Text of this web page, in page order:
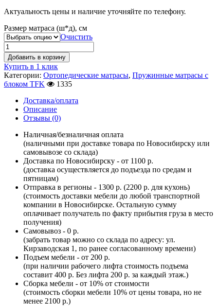
Актуальность цены и наличие уточняйте по телефону.
Размер матраса (ш*д), см
Очистить
Добавить в корзину
Купить в 1 клик
Категории: Ортопедические матрасы, Пружинные матрасы с
блоком TFK
1335
Доставка/оплата
Описание
Отзывы (0)
Наличная/безналичная оплата
(наличными при доставке товара по Новосибирску или
самовывозе со склада)
Доставка по Новосибирску - от 1100 р.
(доставка осуществляется до подъезда по средам и
пятницам)
Отправка в регионы - 1300 р. (2200 р. для кухонь)
(стоимость доставки мебели до любой транспортной
компании в Новосибирске. Остальную сумму
оплачивает получатель по факту прибытия груза в место
получения)
Самовывоз - 0 р.
(забрать товар можно со склада по адресу: ул.
Кирзаводская 1, по ранее согласованному времени)
Подъем мебели - от 200 р.
(при наличии рабочего лифта стоимость подъема
составит 400 р. Без лифта 200 р. за каждый этаж.)
Сборка мебели - от 10% от стоимости
(стоимость сборки мебели 10% от цены товара, но не
менее 2100 р.)